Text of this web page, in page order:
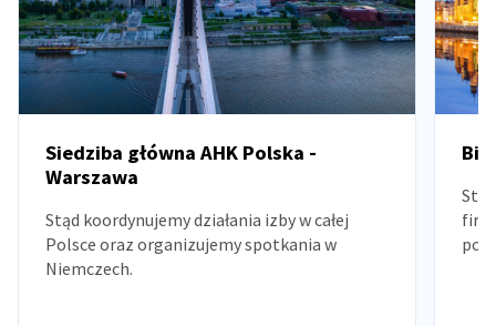
Siedziba główna AHK Polska -
Warszawa
Stąd koordynujemy działania izby w całej
Polsce oraz organizujemy spotkania w
Niemczech.
firm